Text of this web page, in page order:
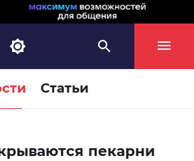
Статьи
пекарни